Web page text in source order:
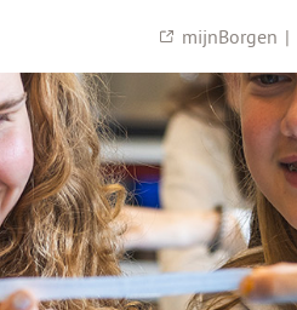
mijnBorgen |